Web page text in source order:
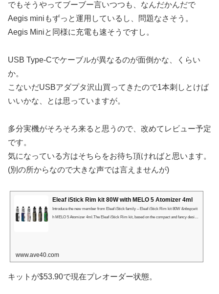
でもそうやってブーブー言いつつも、なんだかんだで
Aegis miniもずっと運用しているし、問題なさそう。
Aegis Miniと同様に充電も速そうですし。
USB Type-Cでケーブルが異なるのが面倒かな、くらい
か。
こないだUSBアダプタ沢山買ってきたので1本刺しとけば
いいかな、とは思っていますが。
多分実機がそろそろ来ると思うので、改めてレビュー予定
です。
気になっている方はそちらをお待ち頂ければと思います。
(別の所からなので大きな声では言えませんが)
Eleaf iStick Rim kit 80W with MELO 5 Atomizer 4ml
Introduce the new member from Eleaf iStick family – Eleaf iStick Rim kit 80W &nbsp;wit
h MELO 5 Atomizer 4ml.The Eleaf iStick Rim kit, based on the compact and fancy design
www.ave40.com
キットが$53.90で現在プレオーダー状態。